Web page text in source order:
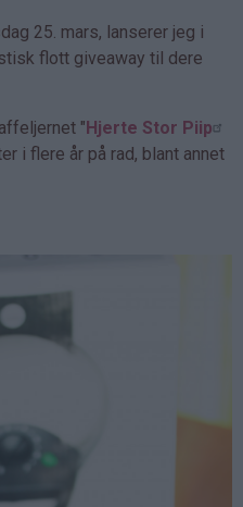
25. mars, lanserer jeg i
flott giveaway til dere
"Hjerte Stor Piip
i flere år på rad, blant annet